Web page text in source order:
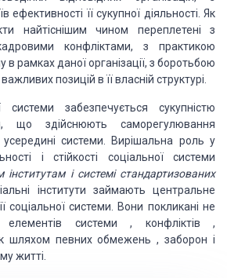
ефективності їїсукупної діяльності. Як
найтіснішим чином переплетені з
конфліктами, з практикою
в рамках даної організації, з боротьбою
позицій в її власній структурі.
системи забезпечується сукупністю
що здійснюють саморегулювання
усередині системи. Вирішальна роль у
і стійкості соціальної системи
інститутам і системістандартизованих
інститути займають центральне
соціальної системи. Вони покликані не
системи , конфліктів ,
шляхом певних обмежень , заборон і
житті.